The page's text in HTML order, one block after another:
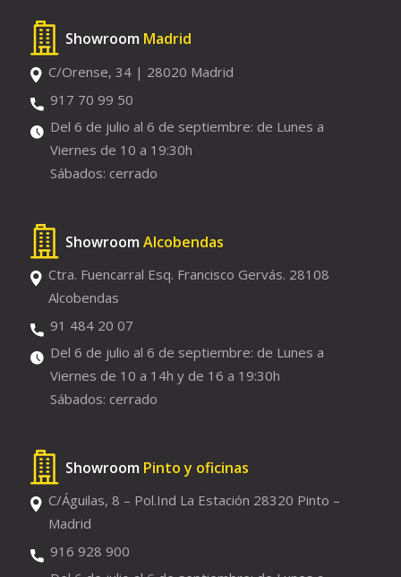
Showroom Madrid
C/Orense, 34 | 28020 Madrid
917 70 99 50
Del 6 de julio al 6 de septiembre: de Lunes a
Viernes de 10 a 19:30h
Sábados: cerrado
Showroom Alcobendas
Ctra. Fuencarral Esq. Francisco Gervás. 28108
Alcobendas
91 484 20 07
Del 6 de julio al 6 de septiembre: de Lunes a
Viernes de 10 a 14h y de 16 a 19:30h
Sábados: cerrado
Showroom Pinto y oficinas
C/Águilas, 8 – Pol.Ind La Estación 28320 Pinto –
Madrid
916 928 900